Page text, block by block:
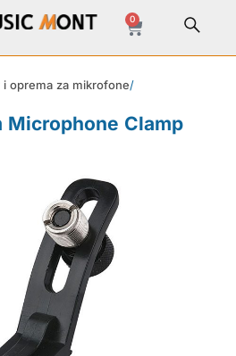
0
i oprema za mikrofone/
Microphone Clamp